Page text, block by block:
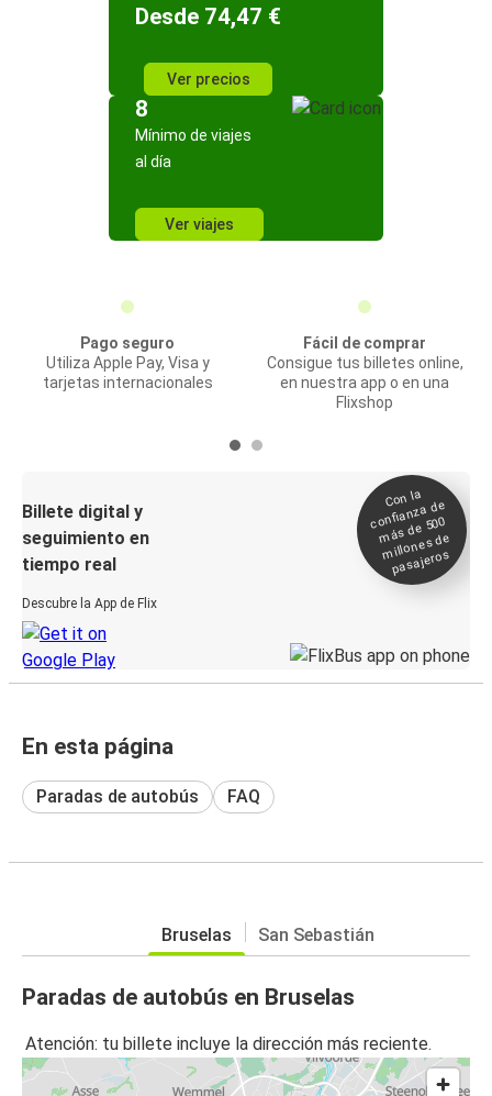
Desde 74,47 €
Ver precios
8
Mínimo de viajes
al día
Ver viajes
Pago seguro
Utiliza Apple Pay, Visa y
tarjetas internacionales
Fácil de comprar
Consigue tus billetes online,
en nuestra app o en una
Flixshop
Billete digital y
seguimiento en
tiempo real
Descubre la App de Flix
Con la
confianza de
más de 500
millones de
pasajeros
En esta página
Paradas de autobús FAQ
Bruselas San Sebastián
Paradas de autobús en Bruselas
Atención: tu billete incluye la dirección más reciente.